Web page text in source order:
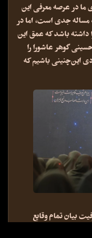
ما در عرصه معرفی این
جدی است، اما در
داشته‌ باشد که عمق این
گوهر عاشورا را
این‌چنینی باشیم که
بیان تمام وقایع